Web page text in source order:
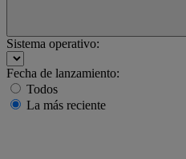
Sistema operativo:
Fecha de lanzamiento:
Todos
La más reciente